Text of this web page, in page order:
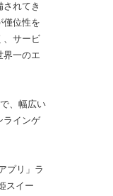
れてき
僅位性を
、サービ
界一のエ
、幅広い
ラインゲ
プリ」ラ
スイー